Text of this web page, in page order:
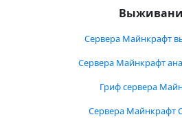
Сервера Майнкрафт
Сервера Майнкрафт
Гриф сервера
Сервера Майнкрафт